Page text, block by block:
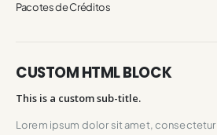
Pacotes de Créditos
CUSTOM HTML BLOCK
This is a custom sub-title.
Lorem ipsum dolor sit amet,